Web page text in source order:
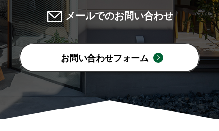
メールでのお問い合わせ
お問い合わせフォーム